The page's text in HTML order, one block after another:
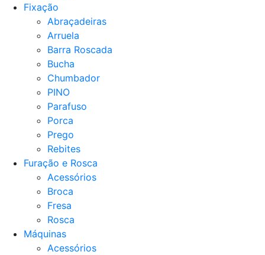
Fixação
Abraçadeiras
Arruela
Barra Roscada
Bucha
Chumbador
PINO
Parafuso
Porca
Prego
Rebites
Furação e Rosca
Acessórios
Broca
Fresa
Rosca
Máquinas
Acessórios